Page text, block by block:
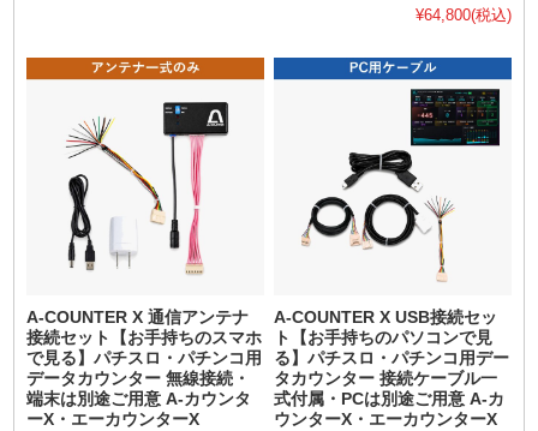
¥64,800(税込)
A-COUNTER X 通信アンテナ
接続セット【お手持ちのスマホ
で見る】パチスロ・パチンコ用
データカウンター 無線接続・
端末は別途ご用意 A-カウンタ
ーX・エーカウンターX
A-COUNTER X USB接続セッ
ト【お手持ちのパソコンで見
る】パチスロ・パチンコ用デー
タカウンター 接続ケーブル一
式付属・PCは別途ご用意 A-カ
ウンターX・エーカウンターX